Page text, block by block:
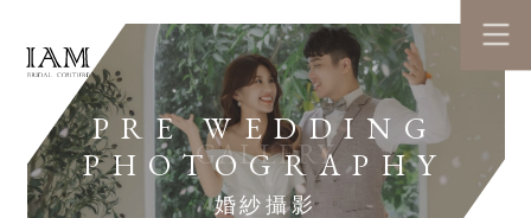
PRE WEDDING
PHOTOGRAPHY
婚紗攝影
GALLERY